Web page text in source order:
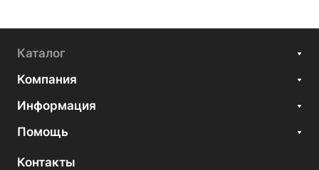
Каталог
Компания
Информация
Помощь
Контакты